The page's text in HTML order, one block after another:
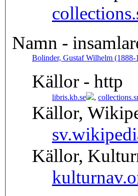
Namn -
Bolinder, Gustaf Wilhelm
Källor - http
libris.kb.se ,
Källor,
Källor,